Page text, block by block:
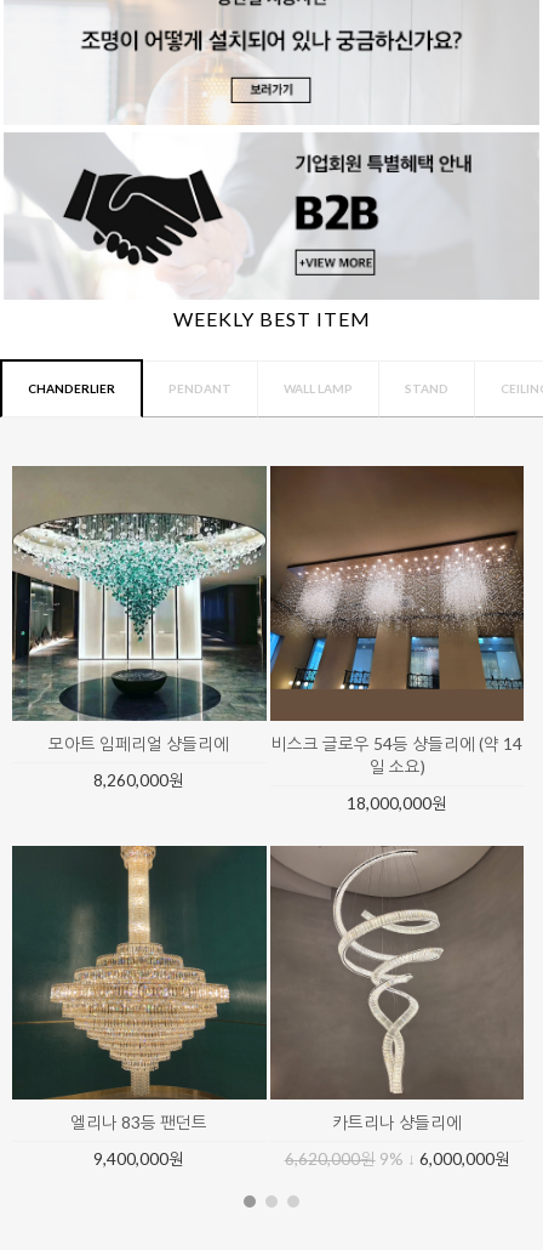
WEEKLY BEST ITEM
CHANDERLIER PENDANT WALL LAMP STAND
모아트 임페리얼 샹들리에
8,260,000원
비스크 글로우 54등 샹들리에 (약 14
일 소요)
18,000,000원
엘리나 83등 팬던트
9,400,000원
카트리나 샹들리에
6,620,000원9% ↓ 6,000,000원